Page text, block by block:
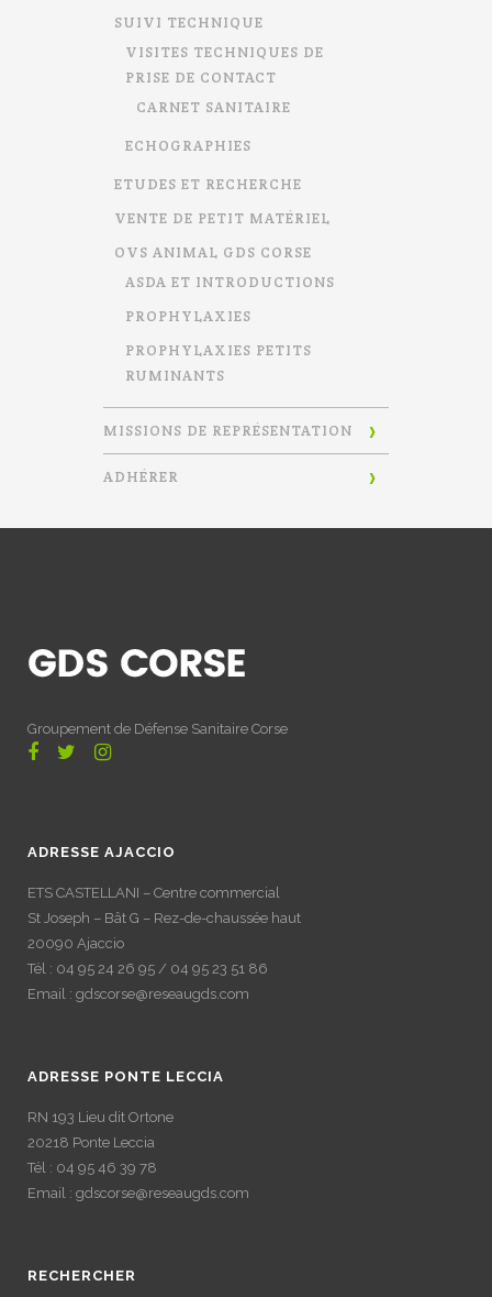
SUIVI TECHNIQUE
VISITES TECHNIQUES DE
PRISE DE CONTACT
CARNET SANITAIRE
ECHOGRAPHIES
ETUDES ET RECHERCHE
VENTE DE PETIT MATÉRIEL
OVS ANIMAL GDS CORSE
ASDA ET INTRODUCTIONS
PROPHYLAXIES
PROPHYLAXIES PETITS
RUMINANTS
MISSIONS DE REPRÉSENTATION
ADHÉRER
Groupement de Défense Sanitaire Corse
ADRESSE AJACCIO
ETS CASTELLANI – Centre commercial
St Joseph – Bât G – Rez-de-chaussée haut
20090 Ajaccio
Tél : 04 95 24 26 95 / 04 95 23 51 86
Email : gdscorse@reseaugds.com
ADRESSE PONTE LECCIA
RN 193 Lieu dit Ortone
20218 Ponte Leccia
Tél : 04 95 46 39 78
Email : gdscorse@reseaugds.com
RECHERCHER